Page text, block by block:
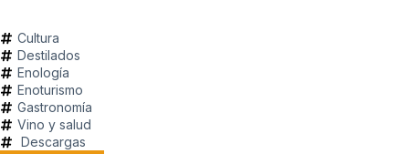
Cultura
Destilados
Enología
Enoturismo
Gastronomía
Vino y salud
Descargas